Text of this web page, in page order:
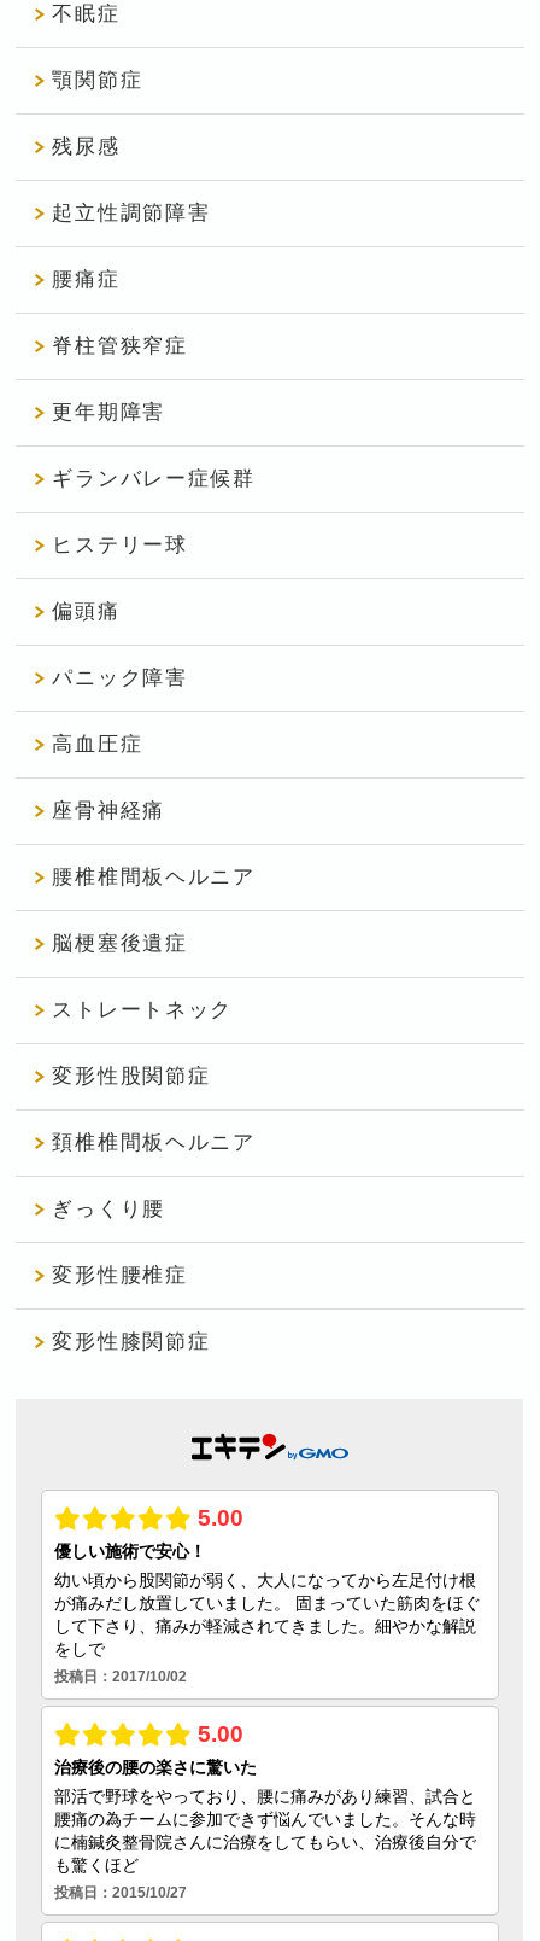
不眠症
顎関節症
残尿感
起立性調節障害
腰痛症
脊柱管狭窄症
更年期障害
ギランバレー症候群
ヒステリー球
偏頭痛
パニック障害
高血圧症
座骨神経痛
腰椎椎間板ヘルニア
脳梗塞後遺症
ストレートネック
変形性股関節症
頚椎椎間板ヘルニア
ぎっくり腰
変形性腰椎症
変形性膝関節症